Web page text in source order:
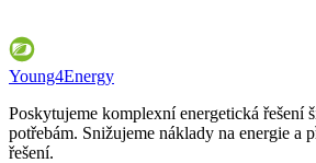
Young4Energy
Poskytujeme komplexní energetická řešení
potřebám. Snižujeme náklady na energie a
řešení.